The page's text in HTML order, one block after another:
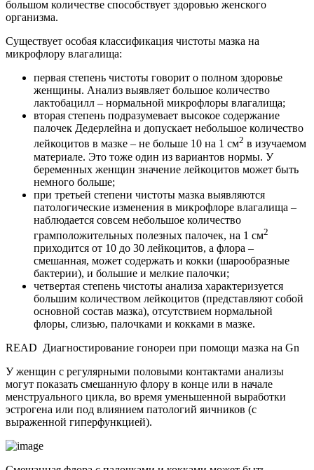
большом количестве способствует здоровью женского
организма.
Существует особая классификация чистоты мазка на
микрофлору влагалища:
первая степень чистоты говорит о полном здоровье
женщины. Анализ выявляет большое количество
лактобацилл – нормальной микрофлоры влагалища;
вторая степень подразумевает высокое содержание
палочек Дедерлейна и допускает небольшое количество
лейкоцитов в мазке – не больше 10 на 1 см2 в изучаемом
материале. Это тоже один из вариантов нормы. У
беременных женщин значение лейкоцитов может быть
немного больше;
при третьей степени чистоты мазка выявляются
патологические изменения в микрофлоре влагалища –
наблюдается совсем небольшое количество
грамположительных полезных палочек, на 1 см2
приходится от 10 до 30 лейкоцитов, а флора –
смешанная, может содержать и кокки (шарообразные
бактерии), и большие и мелкие палочки;
четвертая степень чистоты анализа характеризуется
большим количеством лейкоцитов (представляют собой
основной состав мазка), отсутствием нормальной
флоры, слизью, палочками и кокками в мазке.
READ Диагностирование гонореи при помощи мазка на Gn
У женщин с регулярными половыми контактами анализы
могут показать смешанную флору в конце или в начале
менструального цикла, во время уменьшенной выработки
эстрогена или под влиянием патологий яичников (с
выраженной гиперфункцией).